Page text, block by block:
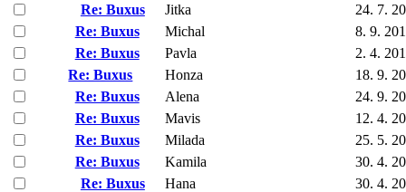
Re: Buxus
Jitka
24. 7.
Re: Buxus
Michal
8. 9.
Re: Buxus
Pavla
2. 4.
Re: Buxus
Honza
18. 9.
Re: Buxus
Alena
24. 9.
Re: Buxus
Mavis
12. 4.
Re: Buxus
Milada
25. 5.
Re: Buxus
Kamila
30. 4.
Re: Buxus
Hana
30. 4.